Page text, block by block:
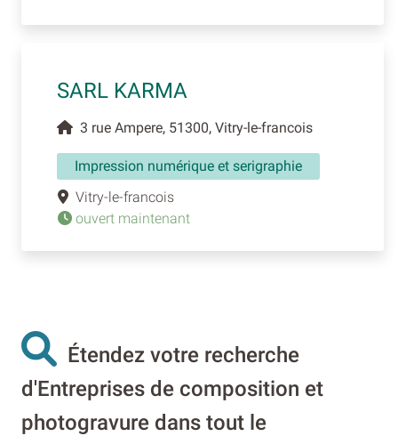
SARL KARMA
3 rue Ampere, 51300, Vitry-le-francois
Impression numérique et serigraphie
Vitry-le-francois
ouvert maintenant
Étendez votre recherche
d'Entreprises de composition et
photogravure dans tout le